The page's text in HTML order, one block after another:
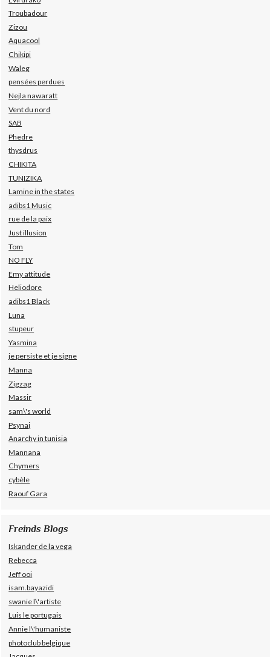
Troubadour
Zizou
Aquacool
Chikipi
Waleg
pensées perdues
Nejla nawaratt
Vent du nord
SAB
Phedre
thysdrus
CHIKITA
TUNIZIKA
Lamine in the states
adibs1 Music
rue de la paix
Just illusion
Tom
NO FLY
Emy attitude
Heliodore
adibs1 Black
Luna
stupeur
Yasmina
je persiste et je signe
Manna
Zigzag
Massir
sam\'s world
Psynaj
Anarchy in tunisia
Mannana
Chymers
cybèle
Raouf Gara
Freinds Blogs
Iskander de la vega
Rebecca
Jeff ooi
isam.bayazidi
swanie l\'artiste
Luis le portugais
Annie l\'humaniste
photoclub belgique